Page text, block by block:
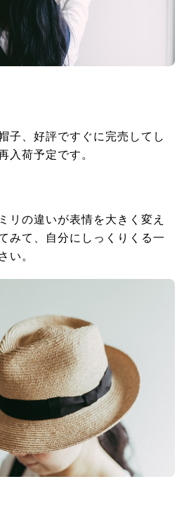
子、好評ですぐに完売してし
入荷予定です。
リの違いが表情を大きく変え
みて、自分にしっくりくる一
い。